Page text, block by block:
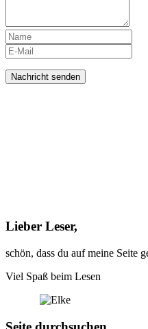
Lieber Leser,
schön, dass du auf meine Seite
Viel Spaß beim Lesen